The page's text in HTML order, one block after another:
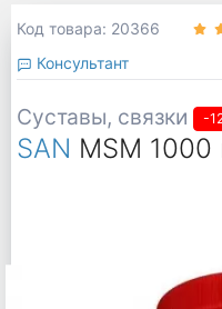
Код товара: 20366
Консультант
Суставы, связки -
SAN MSM 1000